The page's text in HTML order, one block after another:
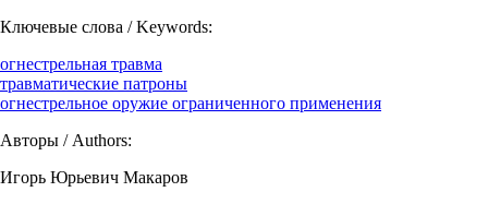
Ключевые слова / Keywords:
огнестрельная травма
травматические патроны
огнестрельное оружие ограниченного применения
Авторы / Authors:
Игорь Юрьевич Макаров